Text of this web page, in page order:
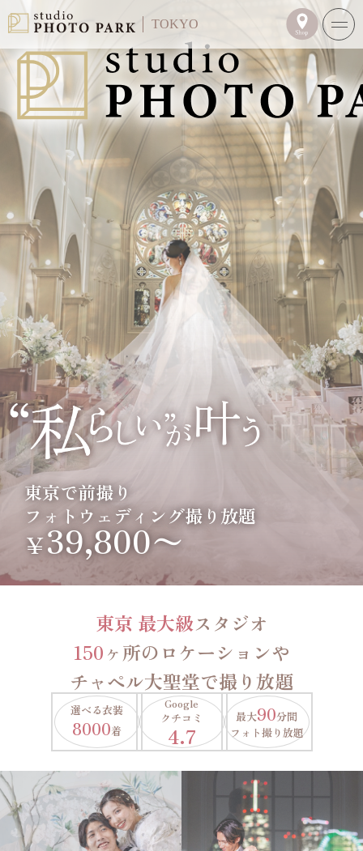
TOKYO
東京で前撮り
フォトウェディング撮り放題
￥39,800〜
東京 最大級スタジオ
150ヶ所のロケーションや
チャペル大聖堂で撮り放題
選べる衣装
8000着
Google
クチコミ
4.7
最大90分間
フォト撮り放題